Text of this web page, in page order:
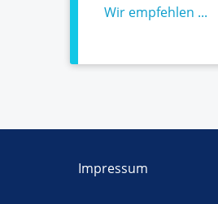
Wir empfehlen ...
Impressum